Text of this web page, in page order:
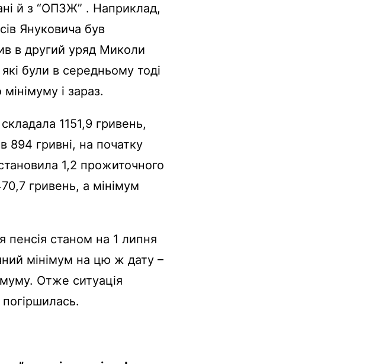
й з “ОПЗЖ” . Наприклад,
Януковича був
в другий уряд Миколи
були в середньому тоді
і зараз.
1151,9 гривень,
894 гривні, на початку
1,2 прожиточного
гривень, а мінімум
станом на 1 липня
мінімум на цю ж дату –
Отже ситуація